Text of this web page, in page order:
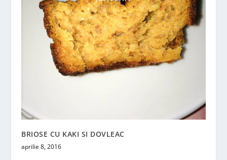
BRIOSE CU KAKI SI DOVLEAC
aprilie 8, 2016